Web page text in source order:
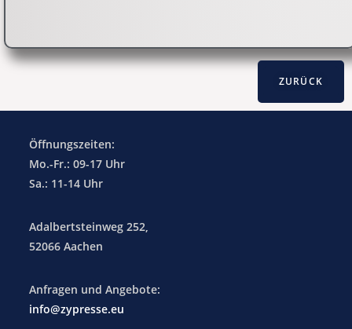
Öffnungszeiten:
Mo.-Fr.: 09-17 Uhr
Sa.: 11-14 Uhr
Adalbertsteinweg 252,
52066 Aachen
Anfragen und Angebote:
info@zypresse.eu